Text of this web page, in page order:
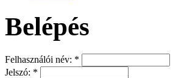
Belépés
Felhasználói név: *
Jelszó: *